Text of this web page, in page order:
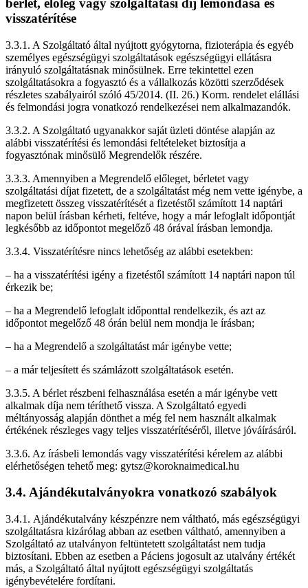
bérlet, előleg vagy szolgáltatási díj lemondása és
visszatérítése
3.3.1. A Szolgáltató által nyújtott gyógytorna, fizioterápia és egyéb
személyes egészségügyi szolgáltatások egészségügyi ellátásra
irányuló szolgáltatásnak minősülnek. Erre tekintettel ezen
szolgáltatásokra a fogyasztó és a vállalkozás közötti szerződések
részletes szabályairól szóló 45/2014. (II. 26.) Korm. rendelet elállási
és felmondási jogra vonatkozó rendelkezései nem alkalmazandók.
3.3.2. A Szolgáltató ugyanakkor saját üzleti döntése alapján az
alábbi visszatérítési és lemondási feltételeket biztosítja a
fogyasztónak minősülő Megrendelők részére.
3.3.3. Amennyiben a Megrendelő előleget, bérletet vagy
szolgáltatási díjat fizetett, de a szolgáltatást még nem vette igénybe, a
megfizetett összeg visszatérítését a fizetéstől számított 14 naptári
napon belül írásban kérheti, feltéve, hogy a már lefoglalt időpontját
legkésőbb az időpontot megelőző 48 órával írásban lemondja.
3.3.4. Visszatérítésre nincs lehetőség az alábbi esetekben:
– ha a visszatérítési igény a fizetéstől számított 14 naptári napon túl
érkezik be;
– ha a Megrendelő lefoglalt időponttal rendelkezik, és azt az
időpontot megelőző 48 órán belül nem mondja le írásban;
– ha a Megrendelő a szolgáltatást már igénybe vette;
– a már teljesített és számlázott szolgáltatások esetén.
3.3.5. A bérlet részbeni felhasználása esetén a már igénybe vett
alkalmak díja nem téríthető vissza. A Szolgáltató egyedi
méltányosság alapján dönthet a még fel nem használt alkalmak
értékének részleges vagy teljes visszatérítéséről, illetve jóváírásáról.
3.3.6. Az írásbeli lemondás vagy visszatérítési kérelem az alábbi
elérhetőségen tehető meg: gytsz@koroknaimedical.hu
3.4. Ajándékutalványokra vonatkozó szabályok
3.4.1. Ajándékutalvány készpénzre nem váltható, más egészségügyi
szolgáltatásra kizárólag abban az esetben váltható, amennyiben a
Szolgáltató az utalványon feltüntetett szolgáltatást nem tudja
biztosítani. Ebben az esetben a Páciens jogosult az utalvány értékét
más, a Szolgáltató által nyújtott egészségügyi szolgáltatás
igénybevételére fordítani.